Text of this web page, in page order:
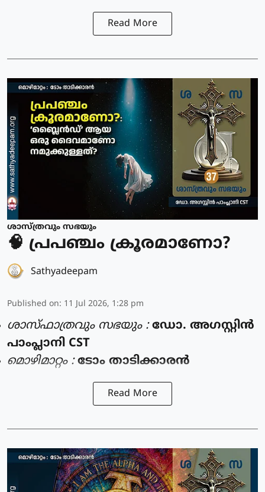
Read More
ശാസ്ത്രവും സഭയും
🧠 പ്രപഞ്ചം ക്രൂരമാണോ?
Sathyadeepam
Published on: 11 Jul 2026, 1:28 pm
ശാസ്ഫാത്രവും സഭയും :ഡോ. അഗസ്റ്റിൻ
പാംപ്ലാനി CST
മൊഴിമാറ്റം :ടോം താടിക്കാരൻ
Read More